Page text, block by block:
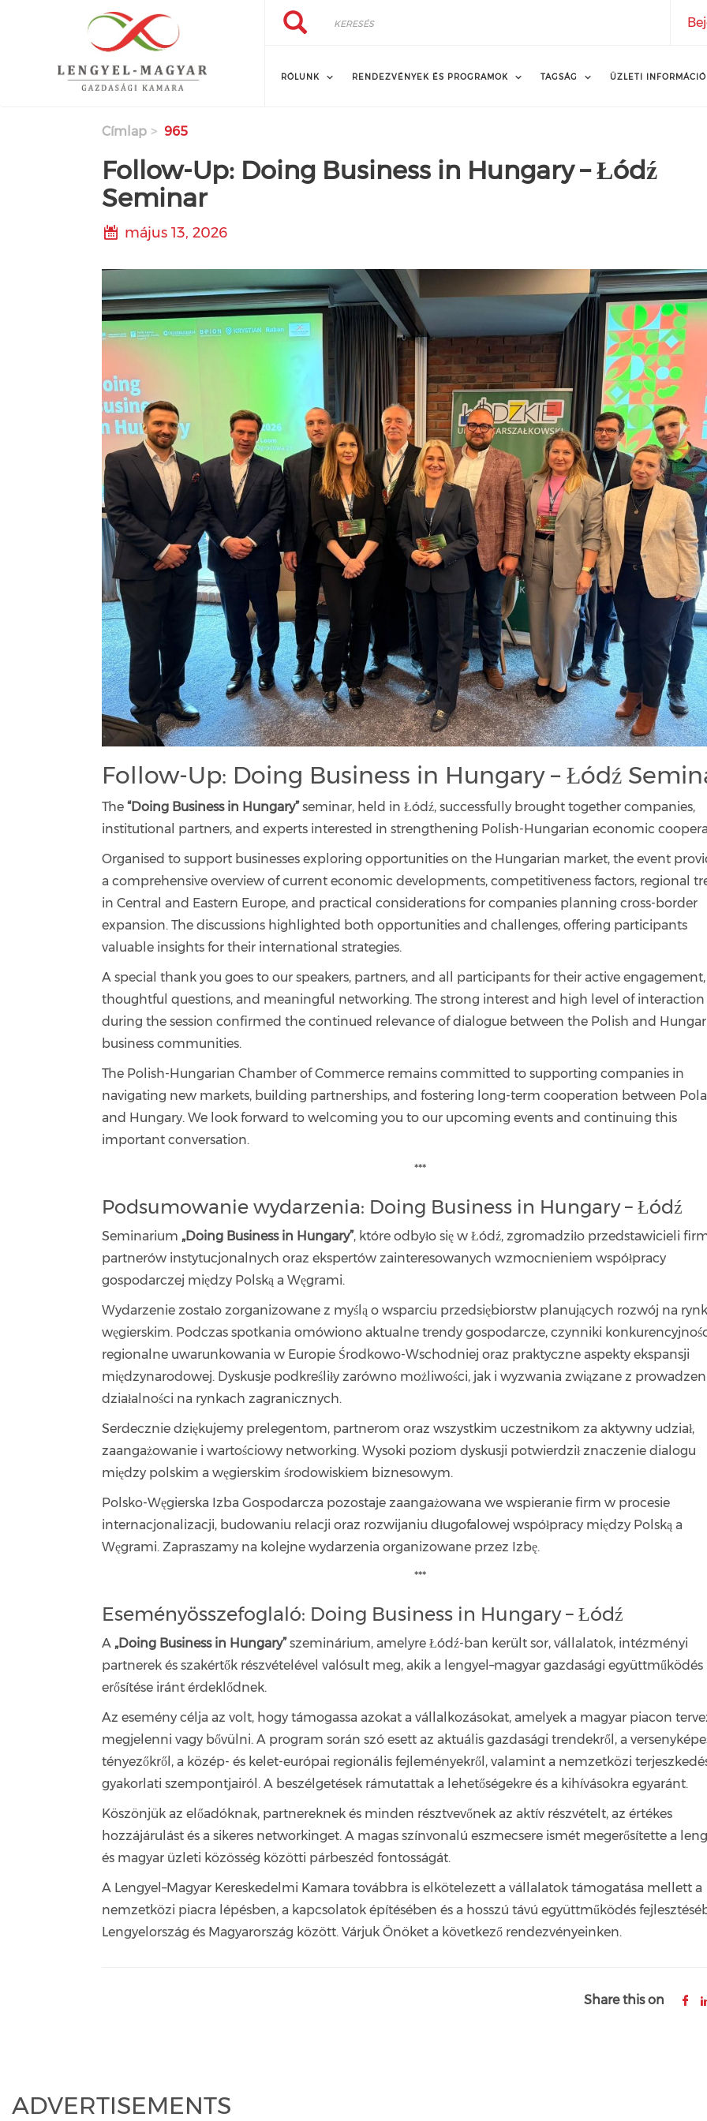
Keresés
Keresés
RÓLUNK RENDEZVÉNYEK ÉS PROGRAMOK TAGSÁG ÜZLETI
Címlap 965
Follow-Up: Doing Business in Hungary – Łódź
Seminar
május 13, 2026
Follow-Up: Doing Business in Hungary – Łódź
The“Doing Business in Hungary”seminar, held in Łódź, successfully brought together companies,
institutional partners, and experts interested in strengthening Polish-Hungarian economic
Organised to support businesses exploring opportunities on the Hungarian market, the event
a comprehensive overview of current economic developments, competitiveness factors, regional
in Central and Eastern Europe, and practical considerations for companies planning cross-border
expansion. The discussions highlighted both opportunities and challenges, offering participants
valuable insights for their international strategies.
A special thank you goes to our speakers, partners, and all participants for their active engagement,
thoughtful questions, and meaningful networking. The strong interest and high level of interaction
during the session confirmed the continued relevance of dialogue between the Polish and
business communities.
The Polish-Hungarian Chamber of Commerce remains committed to supporting companies in
navigating new markets, building partnerships, and fostering long-term cooperation between
and Hungary. We look forward to welcoming you to our upcoming events and continuing this
important conversation.
***
Podsumowanie wydarzenia: Doing Business in Hungary – Łódź
Seminarium„Doing Business in Hungary”, które odbyło się w Łódź, zgromadziło przedstawicieli
partnerów instytucjonalnych oraz ekspertów zainteresowanych wzmocnieniem współpracy
gospodarczej między Polską a Węgrami.
Wydarzenie zostało zorganizowane z myślą o wsparciu przedsiębiorstw planujących rozwój na
węgierskim. Podczas spotkania omówiono aktualne trendy gospodarcze, czynniki
regionalne uwarunkowania w Europie Środkowo-Wschodniej oraz praktyczne aspekty ekspansji
międzynarodowej. Dyskusje podkreśliły zarówno możliwości, jak i wyzwania związane z
działalności na rynkach zagranicznych.
Serdecznie dziękujemy prelegentom, partnerom oraz wszystkim uczestnikom za aktywny udział,
zaangażowanie i wartościowy networking. Wysoki poziom dyskusji potwierdził znaczenie dialogu
między polskim a węgierskim środowiskiem biznesowym.
Polsko-Węgierska Izba Gospodarcza pozostaje zaangażowana we wspieranie firm w procesie
internacjonalizacji, budowaniu relacji oraz rozwijaniu długofalowej współpracy między Polską a
Węgrami. Zapraszamy na kolejne wydarzenia organizowane przez Izbę.
***
Eseményösszefoglaló: Doing Business in Hungary – Łódź
A„Doing Business in Hungary”szeminárium, amelyre Łódź-ban került sor, vállalatok, intézményi
partnerek és szakértők részvételével valósult meg, akik a lengyel–magyar gazdasági együttműködés
erősítése iránt érdeklődnek.
Az esemény célja az volt, hogy támogassa azokat a vállalkozásokat, amelyek a magyar piacon
megjelenni vagy bővülni. A program során szó esett az aktuális gazdasági trendekről, a
tényezőkről, a közép- és kelet-európai regionális fejleményekről, valamint a nemzetközi
gyakorlati szempontjairól. A beszélgetések rámutattak a lehetőségekre és a kihívásokra egyaránt.
Köszönjük az előadóknak, partnereknek és minden résztvevőnek az aktív részvételt, az értékes
hozzájárulást és a sikeres networkinget. A magas színvonalú eszmecsere ismét megerősítette a
és magyar üzleti közösség közötti párbeszéd fontosságát.
A Lengyel–Magyar Kereskedelmi Kamara továbbra is elkötelezett a vállalatok támogatása mellett a
nemzetközi piacra lépésben, a kapcsolatok építésében és a hosszú távú együttműködés
Lengyelország és Magyarország között. Várjuk Önöket a következő rendezvényeinken.
Share this on
ADVERTISEMENTS